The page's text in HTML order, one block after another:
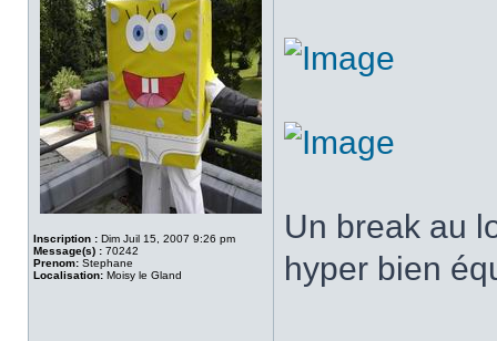
Inscription : Dim Juil 15, 2007 9:26 pm
Message(s) : 70242
Prenom: Stephane
Localisation: Moisy le Gland
Un break au
hyper bien